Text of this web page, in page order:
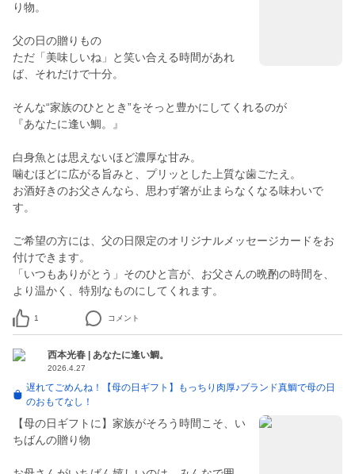
り物。
父の日の贈りもの
ただ「美味しいね」と笑い合える時間があれ
ば、それだけで十分。
そんな“家族のひととき”をそっと豊かにしてくれるのが
『あなたに逢い鯛。』
白身魚とは思えないほど濃厚な甘み。
噛むほどに広がる旨みと、プリッとした上質な歯ごたえ。
お酒好きのお父さんなら、思わず箸が止まらなくなる味わいで
す。
ご希望の方には、父の日限定のオリジナルメッセージカードをお
付けできます。
「いつもありがとう」そのひと言が、お父さんの晩酌の時間を、
より温かく、特別なものにしてくれます。
1 コメント
西本光春 | あなたに逢い鯛。
2026.4.27
遅れてごめんね！【母の日ギフト】もっちり肉厚♪ブランド真鯛で母の日
のおもてなし！
【母の日ギフトに】家族がそろう時間こそ、い
ちばんの贈り物